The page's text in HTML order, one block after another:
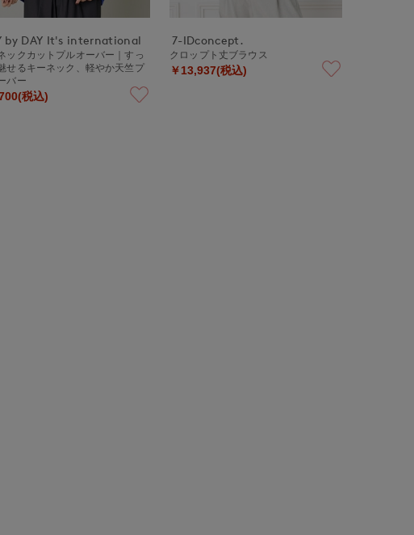
by DAY It's international
ックカットプルオーバー｜すっ
せるキーネック、軽やか天竺プ
バー
税込)
7-IDconcept.
クロップト丈ブラウス
￥13,937(税込)